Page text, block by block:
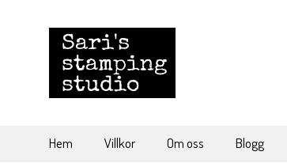
Hem Villkor Om oss Blogg